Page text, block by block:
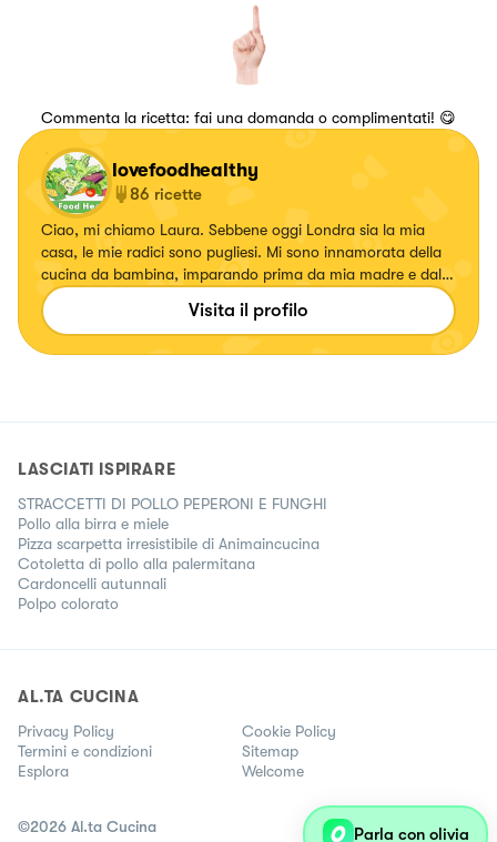
Commenta la ricetta: fai una domanda o complimentati! 😋
lovefoodhealthy
86 ricette
Ciao, mi chiamo Laura. Sebbene oggi Londra sia la mia
casa, le mie radici sono pugliesi. Mi sono innamorata della
cucina da bambina, imparando prima da mia madre e dalle
mie nonne per poi perfezionare la mia arte nei ristoranti di
famiglia. Sono un'infermiera e capisco bene quanto una
sana alimentazione possa migliorare la salute, per questo
Visita il profilo
LASCIATI ISPIRARE
STRACCETTI DI POLLO PEPERONI E FUNGHI
Pollo alla birra e miele
Pizza scarpetta irresistibile di Animaincucina
Cotoletta di pollo alla palermitana
Cardoncelli autunnali
Polpo colorato
AL.TA CUCINA
Privacy Policy
Cookie Policy
Termini e condizioni
Sitemap
Esplora
Welcome
©2026 Al.ta Cucina Parla con olivia